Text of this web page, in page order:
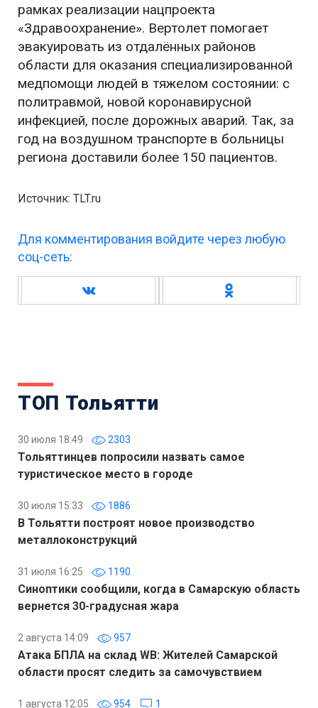
рамках реализации нацпроекта
«Здравоохранение». Вертолет помогает
эвакуировать из отдалённых районов
области для оказания специализированной
медпомощи людей в тяжелом состоянии: с
политравмой, новой коронавирусной
инфекцией, после дорожных аварий. Так, за
год на воздушном транспорте в больницы
региона доставили более 150 пациентов.
Источник: TLT.ru
Для комментирования войдите через любую
соц-сеть:
ТОП Тольятти
30 июля 18:49 2303
Тольяттинцев попросили назвать самое
туристическое место в городе
30 июля 15:33 1886
В Тольятти построят новое производство
металлоконструкций
31 июля 16:25 1190
Синоптики сообщили, когда в Самарскую область
вернется 30-градусная жара
2 августа 14:09 957
Атака БПЛА на склад WB: Жителей Самарской
области просят следить за самочувствием
1 августа 12:05 954 1